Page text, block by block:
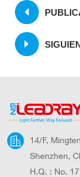
14/F,
Shenzhen,
H.Q. : No.